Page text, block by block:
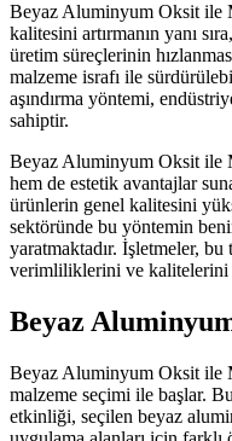
Beyaz Aluminyum Oksit ile
kalitesini artırmanın yanı
üretim süreçlerinin
malzeme israfı ile
aşındırma yöntemi,
sahiptir.
Beyaz Aluminyum Oksit ile
hem de estetik avantajlar
ürünlerin genel kalitesini
sektöründe bu yöntemin
yaratmaktadır. İşletmeler,
verimliliklerini ve kalitelerini
Beyaz
Beyaz Aluminyum Oksit ile
malzeme seçimi ile başlar.
etkinliği, seçilen beyaz